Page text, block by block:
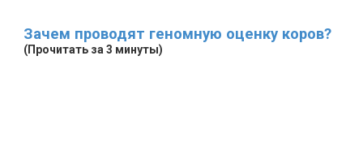
Зачем проводят геномную оценку коров?
(Прочитать за 3 минуты)